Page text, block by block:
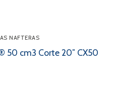
NAFTERAS
50 cm3 Corte 20″ CX50